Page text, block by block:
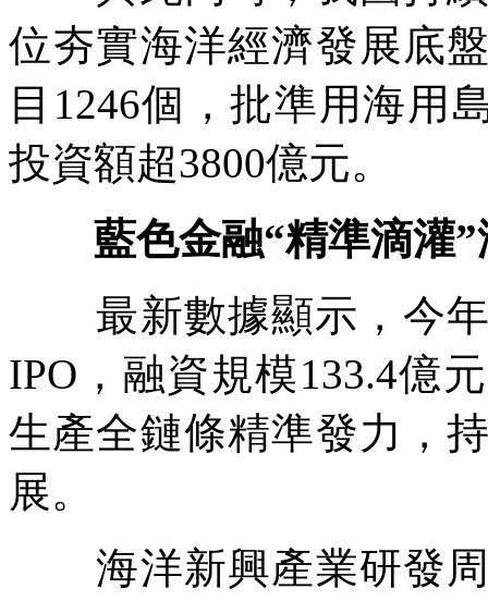
位夯實海洋經濟發展底
目1246個，批準用海用
投資額超3800億元。
藍色金融“精準滴灌
最新數據顯示，今年
IPO，融資規模133.4億
生產全鏈條精準發力，
展。
海洋新興產業研發周